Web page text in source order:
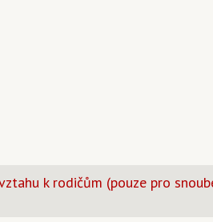
k rodičům (pouze pro